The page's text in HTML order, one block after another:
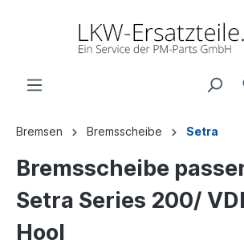
Bremsen Bremsscheibe Setra
Bremsscheibe
Setra Series 200/
Hool